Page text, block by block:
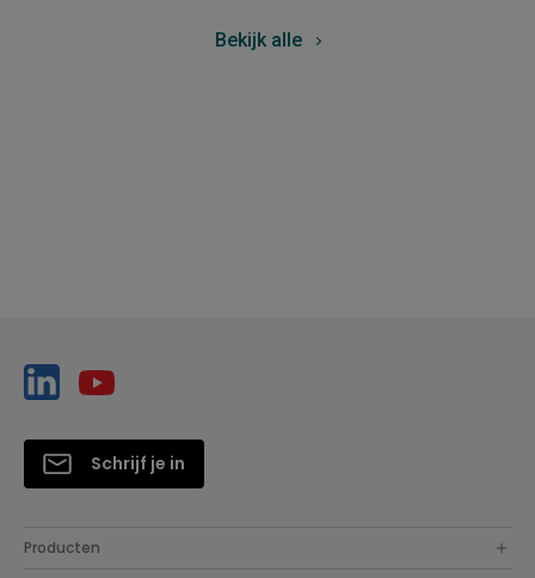
Bekijk alle
Schrijf je in
Producten